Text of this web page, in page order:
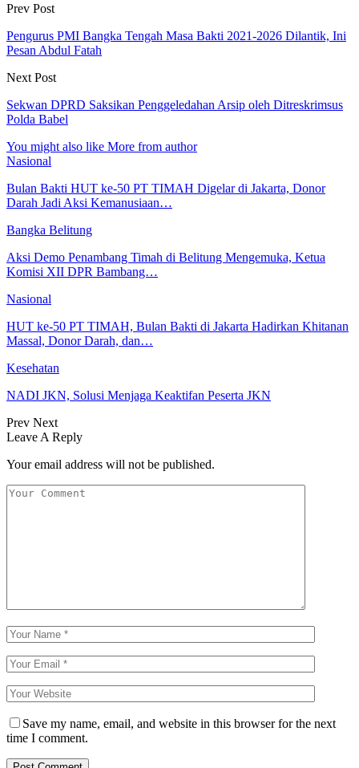
Prev Post
Pengurus PMI Bangka Tengah Masa Bakti 2021-2026 Dilantik, Ini
Pesan Abdul Fatah
Next Post
Sekwan DPRD Saksikan Penggeledahan Arsip oleh Ditreskrimsus
Polda Babel
You might also like More from author
Nasional
Bulan Bakti HUT ke-50 PT TIMAH Digelar di Jakarta, Donor
Darah Jadi Aksi Kemanusiaan…
Bangka Belitung
Aksi Demo Penambang Timah di Belitung Mengemuka, Ketua
Komisi XII DPR Bambang…
Nasional
HUT ke-50 PT TIMAH, Bulan Bakti di Jakarta Hadirkan Khitanan
Massal, Donor Darah, dan…
Kesehatan
NADI JKN, Solusi Menjaga Keaktifan Peserta JKN
Prev Next
Leave A Reply
Your email address will not be published.
Save my name, email, and website in this browser for the next
time I comment.